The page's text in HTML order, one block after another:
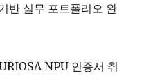
반 실무 포트폴리오 완
NPU 인증서 취